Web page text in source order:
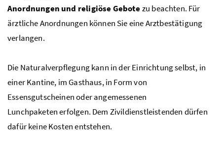
Anordnungen und religiöse Gebotezu beachten. Für
ärztliche Anordnungen können Sie eine Arztbestätigung
verlangen.
Die Naturalverpflegung kann in der Einrichtung selbst, in
einer Kantine, im Gasthaus, in Form von
Essensgutscheinen oder angemessenen
Lunchpaketen erfolgen. Dem Zivildienstleistenden dürfen
dafür keine Kosten entstehen.